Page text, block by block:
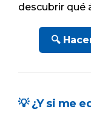
descubrir qué
🔍
💡 ¿Y si me